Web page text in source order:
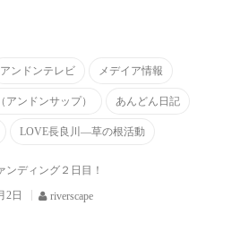
アンドンテレビ メデイア情報
アンドンサップ） あんどん日記
LOVE長良川―草の根活動
ンディング２日目！
2日
riverscape